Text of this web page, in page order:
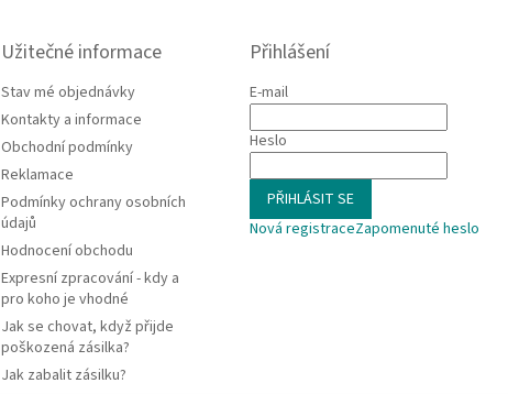
Užitečné informace
Stav mé objednávky
Kontakty a informace
Obchodní podmínky
Reklamace
Podmínky ochrany osobních
údajů
Hodnocení obchodu
Expresní zpracování - kdy a
pro koho je vhodné
Jak se chovat, když přijde
poškozená zásilka?
Jak zabalit zásilku?
Přihlášení
E-mail
Heslo
PŘIHLÁSIT SE
Nová registraceZapomenuté heslo